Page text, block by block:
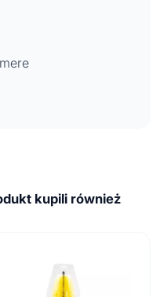
kupili również